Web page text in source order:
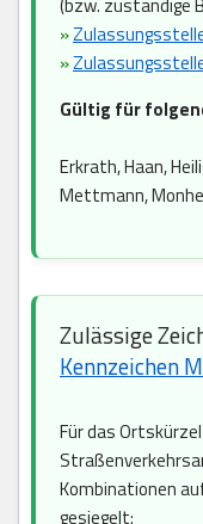
»
»
Gültig für
Erkrath, Haan,
Mettmann,
Zulässige
Kennzeichen
Für das Ortskürzel
Kombinationen
gesiegelt: